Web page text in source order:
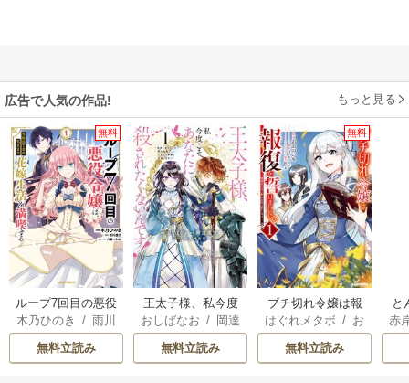
広告で人気の作品! もっと見る
無料
ループ7回目の悪役
令嬢は、元敵国で
自由気ままな花嫁
生活を満喫する
木乃ひのき /雨川
/ 八美☆わん
無料立読み
王太子様、私今度
こそあなたに殺さ
れたくないんで
す！ ～聖女に嵌め
おしばなお / 岡達
/ 先崎真琴
無料立読み
無料
ブチ切れ令嬢は報
復を誓いました。
はぐれメタボ / お
おのいも /
無料立読み
と
赤